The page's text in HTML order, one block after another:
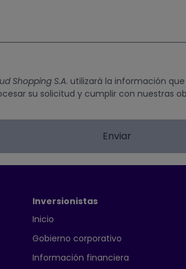
Shopping S.A. utilizará la información
su solicitud y cumplir con nuestras
Inversionistas
Inicio
Gobierno corporativo
Información financiera